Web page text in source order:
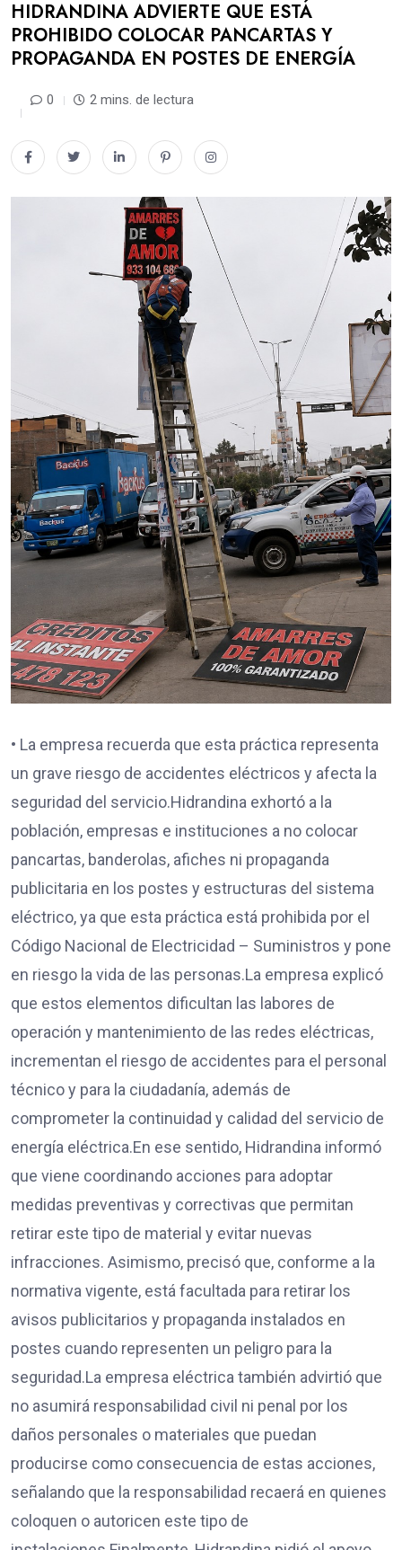
HIDRANDINA ADVIERTE QUE ESTÁ
PROHIBIDO COLOCAR PANCARTAS Y
PROPAGANDA EN POSTES DE ENERGÍA
0 2 mins. de lectura
• La empresa recuerda que esta práctica representa
un grave riesgo de accidentes eléctricos y afecta la
seguridad del servicio.Hidrandina exhortó a la
población, empresas e instituciones a no colocar
pancartas, banderolas, afiches ni propaganda
publicitaria en los postes y estructuras del sistema
eléctrico, ya que esta práctica está prohibida por el
Código Nacional de Electricidad – Suministros y pone
en riesgo la vida de las personas.La empresa explicó
que estos elementos dificultan las labores de
operación y mantenimiento de las redes eléctricas,
incrementan el riesgo de accidentes para el personal
técnico y para la ciudadanía, además de
comprometer la continuidad y calidad del servicio de
energía eléctrica.En ese sentido, Hidrandina informó
que viene coordinando acciones para adoptar
medidas preventivas y correctivas que permitan
retirar este tipo de material y evitar nuevas
infracciones. Asimismo, precisó que, conforme a la
normativa vigente, está facultada para retirar los
avisos publicitarios y propaganda instalados en
postes cuando representen un peligro para la
seguridad.La empresa eléctrica también advirtió que
no asumirá responsabilidad civil ni penal por los
daños personales o materiales que puedan
producirse como consecuencia de estas acciones,
señalando que la responsabilidad recaerá en quienes
coloquen o autoricen este tipo de